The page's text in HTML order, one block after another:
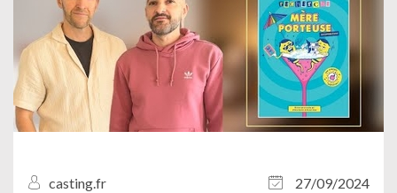
casting.fr
27/09/2024